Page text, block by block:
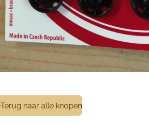
Terug naar alle knopen